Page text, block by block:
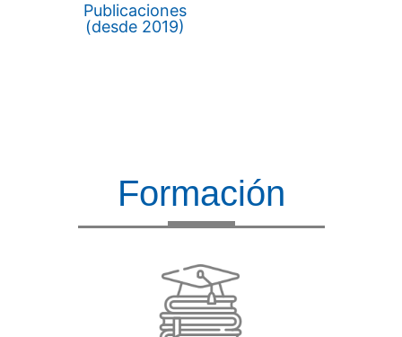
Publicaciones
(desde 2019)
Formación